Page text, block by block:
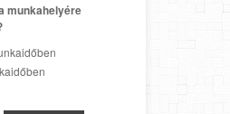
munkahelyére